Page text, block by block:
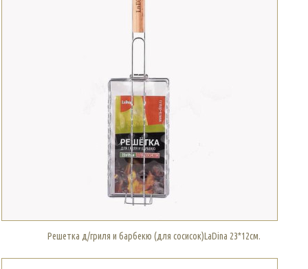
Решетка д/гриля и барбекю (для сосисок)LaDina 23*12см.